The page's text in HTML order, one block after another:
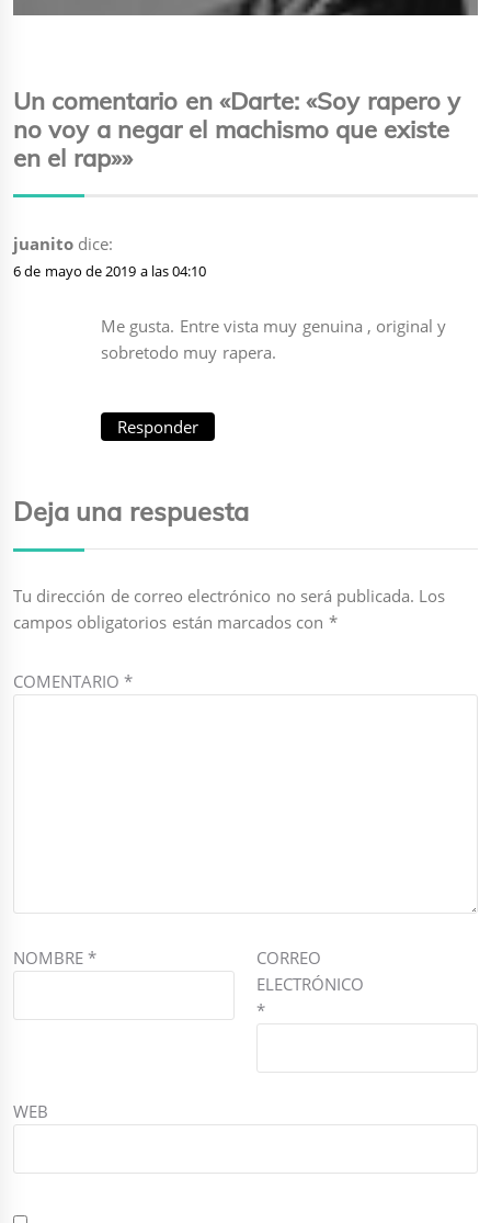
Un comentario en «Darte: «Soy rapero y
no voy a negar el machismo que existe
en el rap»»
juanito dice:
6 de mayo de 2019 a las 04:10
Me gusta. Entre vista muy genuina , original y
sobretodo muy rapera.
Responder
Deja una respuesta
Tu dirección de correo electrónico no será publicada. Los
campos obligatorios están marcados con *
COMENTARIO*
NOMBRE*
CORREO
ELECTRÓNICO
*
WEB